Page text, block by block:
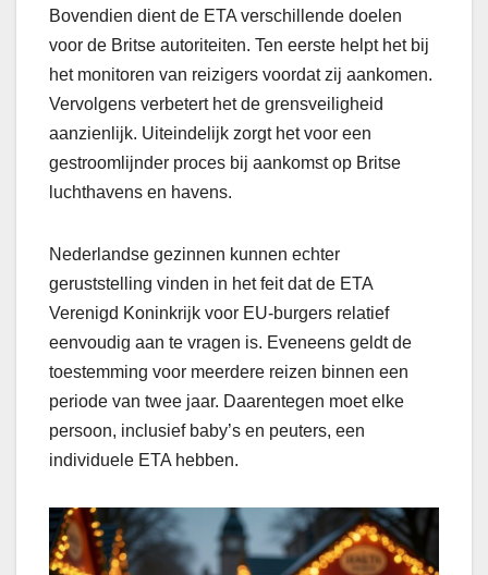
Bovendien dient de ETA verschillende doelen
voor de Britse autoriteiten. Ten eerste helpt het bij
het monitoren van reizigers voordat zij aankomen.
Vervolgens verbetert het de grensveiligheid
aanzienlijk. Uiteindelijk zorgt het voor een
gestroomlijnder proces bij aankomst op Britse
luchthavens en havens.
Nederlandse gezinnen kunnen echter
geruststelling vinden in het feit dat de ETA
Verenigd Koninkrijk voor EU-burgers relatief
eenvoudig aan te vragen is. Eveneens geldt de
toestemming voor meerdere reizen binnen een
periode van twee jaar. Daarentegen moet elke
persoon, inclusief baby’s en peuters, een
individuele ETA hebben.